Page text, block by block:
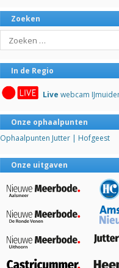
Zoeken
Search
In de Regio
Live webcam
Onze ophaalpunten
Ophaalpunten Jutter | Hofgeest
Onze uitgaven